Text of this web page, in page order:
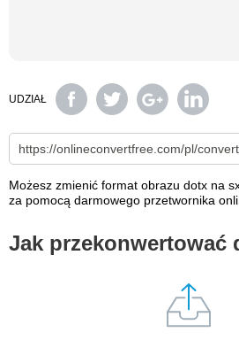
UDZIAŁ
Możesz zmienić format obrazu dotx na
za pomocą darmowego przetwornika
Jak przekonwertować